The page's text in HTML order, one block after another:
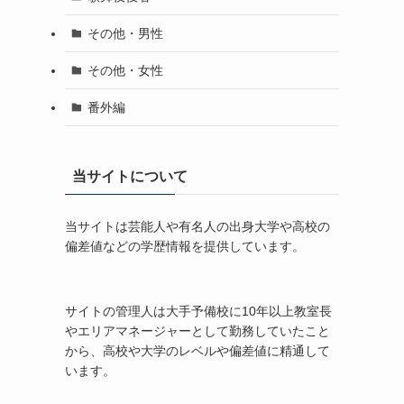
その他・男性
その他・女性
番外編
当サイトについて
当サイトは芸能人や有名人の出身大学や高校の
偏差値などの学歴情報を提供しています。
サイトの管理人は大手予備校に10年以上教室長
やエリアマネージャーとして勤務していたこと
から、高校や大学のレベルや偏差値に精通して
います。